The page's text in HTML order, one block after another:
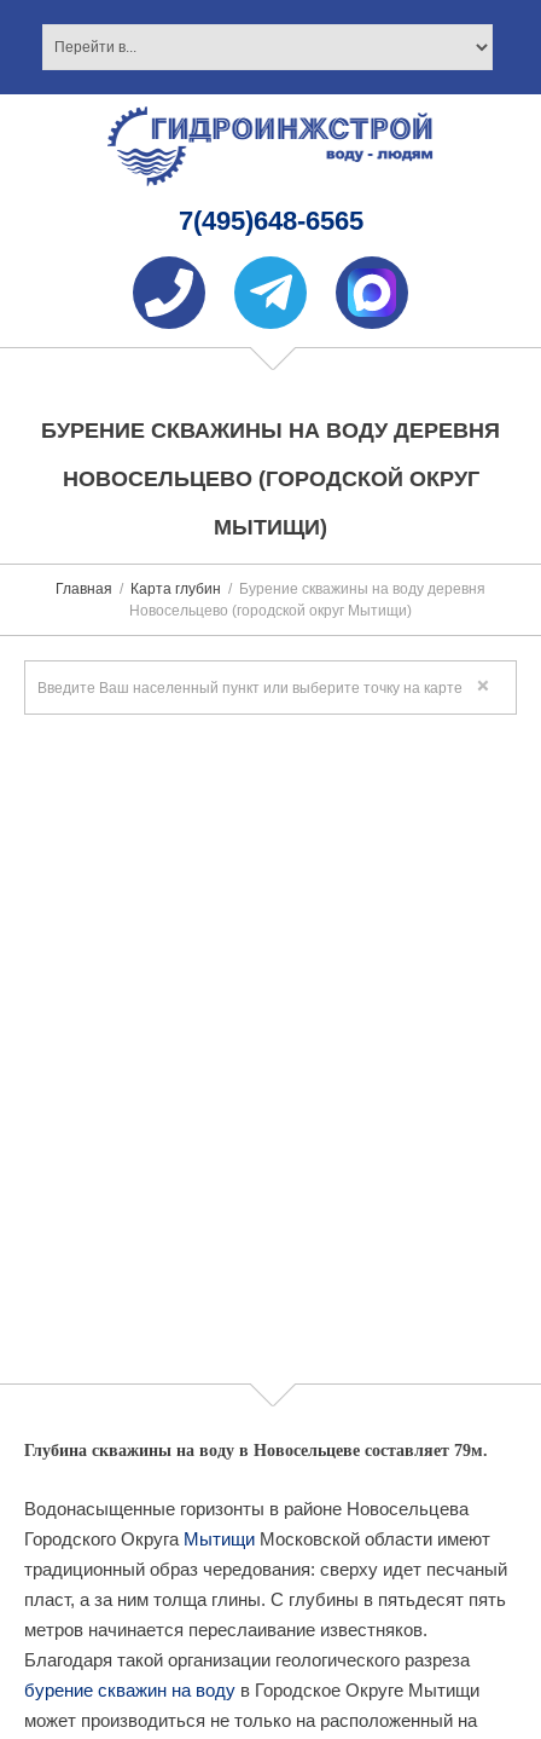
7(495)648-6565
БУРЕНИЕ СКВАЖИНЫ НА ВОДУ ДЕРЕВНЯ
НОВОСЕЛЬЦЕВО (ГОРОДСКОЙ ОКРУГ
МЫТИЩИ)
Главная Карта глубин
Бурение скважины на воду деревня
Новосельцево (городской округ Мытищи)
Глубина скважины на воду в Новосельцеве составляет 79м.
Водонасыщенные горизонты в районе Новосельцева
Городского Округа Мытищи Московской области имеют
традиционный образ чередования: сверху идет песчаный
пласт, а за ним толща глины. С глубины в пятьдесят пять
метров начинается переслаивание известняков.
Благодаря такой организации геологического разреза
бурение скважин на воду в Городское Округе Мытищи
может производиться не только на расположенный на